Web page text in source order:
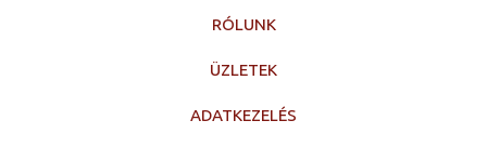
RÓLUNK
ÜZLETEK
ADATKEZELÉS